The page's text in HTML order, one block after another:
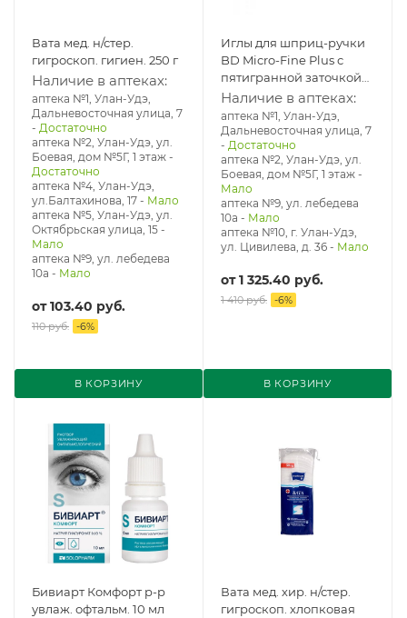
Вата мед. н/стер.
гигроскоп. гигиен. 250 г
Наличие в аптеках:
аптека №1, Улан-Удэ,
Дальневосточная улица, 7
- Достаточно
аптека №2, Улан-Удэ, ул.
Боевая, дом №5Г, 1 этаж -
Достаточно
аптека №4, Улан-Удэ,
ул.Балтахинова, 17 - Мало
аптека №5, Улан-Удэ, ул. ​
Октябрьская улица, 15 -
Мало
аптека №9, ул. лебедева
10а - Мало
от103.40 руб.
110 руб. -6%
В КОРЗИНУ
Иглы для шприц-ручки
BD Micro-Fine Plus с
пятигранной заточкой
по технологии
PentaPoint 32G 0.23х4 мм
№100
Наличие в аптеках:
аптека №1, Улан-Удэ,
Дальневосточная улица, 7
- Достаточно
аптека №2, Улан-Удэ, ул.
Боевая, дом №5Г, 1 этаж -
Мало
аптека №9, ул. лебедева
10а - Мало
аптека №10, г. Улан-Удэ,
ул. Цивилева, д. 36 - Мало
от1 325.40 руб.
1 410 руб. -6%
В КОРЗИНУ
Бивиарт Комфорт р-р
увлаж. офтальм. 10 мл
Вата мед. хир. н/стер.
гигроскоп. хлопковая